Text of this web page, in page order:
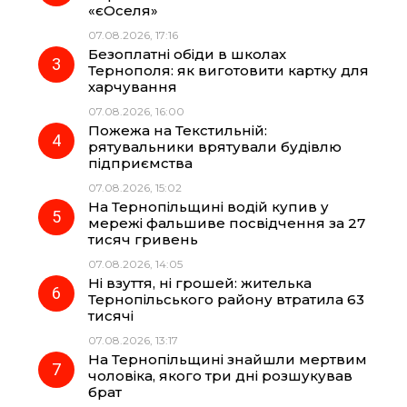
k
a
m
«єОселя»
07.08.2026, 17:16
Безоплатні обіди в школах
Тернополя: як виготовити картку для
харчування
07.08.2026, 16:00
Пожежа на Текстильній:
рятувальники врятували будівлю
підприємства
07.08.2026, 15:02
На Тернопільщині водій купив у
мережі фальшиве посвідчення за 27
тисяч гривень
07.08.2026, 14:05
Ні взуття, ні грошей: жителька
Тернопільського району втратила 63
тисячі
07.08.2026, 13:17
На Тернопільщині знайшли мертвим
чоловіка, якого три дні розшукував
брат